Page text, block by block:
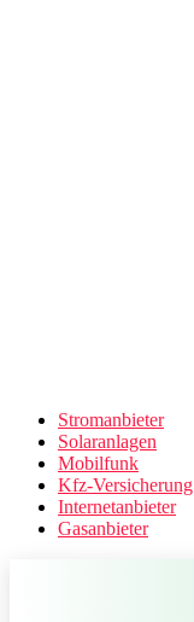
Stromanbieter
Solaranlagen
Mobilfunk
Kfz-Versicherung
Internetanbieter
Gasanbieter